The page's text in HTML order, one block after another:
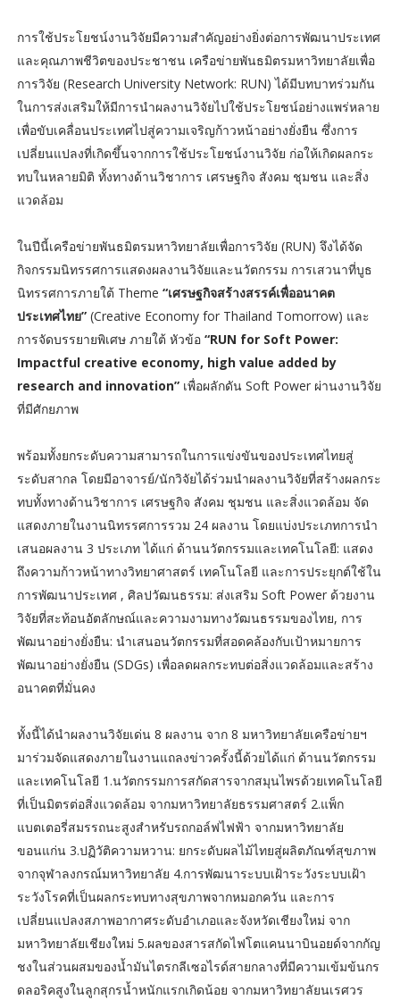
การใช้ประโยชน์งานวิจัยมีความสำคัญอย่างยิ่งต่อการพัฒนาประเทศ
และคุณภาพชีวิตของประชาชน เครือข่ายพันธมิตรมหาวิทยาลัยเพื่อ
การวิจัย (Research University Network: RUN) ได้มีบทบาทร่วมกัน
ในการส่งเสริมให้มีการนำผลงานวิจัยไปใช้ประโยชน์อย่างแพร่หลาย
เพื่อขับเคลื่อนประเทศไปสู่ความเจริญก้าวหน้าอย่างยั่งยืน ซึ่งการ
เปลี่ยนแปลงที่เกิดขึ้นจากการใช้ประโยชน์งานวิจัย ก่อให้เกิดผลกระ
ทบในหลายมิติ ทั้งทางด้านวิชาการ เศรษฐกิจ สังคม ชุมชน และสิ่ง
แวดล้อม
ในปีนี้เครือข่ายพันธมิตรมหาวิทยาลัยเพื่อการวิจัย (RUN) จึงได้จัด
กิจกรรมนิทรรศการแสดงผลงานวิจัยและนวัตกรรม การเสวนาที่บูธ
นิทรรศการภายใต้ Theme “เศรษฐกิจสร้างสรรค์เพื่ออนาคต
ประเทศไทย” (Creative Economy for Thailand Tomorrow) และ
การจัดบรรยายพิเศษ ภายใต้ หัวข้อ“RUN for Soft Power:
Impactful creative economy, high value added by
research and innovation”เพื่อผลักดัน Soft Power ผ่านงานวิจัย
ที่มีศักยภาพ
พร้อมทั้งยกระดับความสามารถในการแข่งขันของประเทศไทยสู่
ระดับสากล โดยมีอาจารย์/นักวิจัยได้ร่วมนำผลงานวิจัยที่สร้างผลกระ
ทบทั้งทางด้านวิชาการ เศรษฐกิจ สังคม ชุมชน และสิ่งแวดล้อม จัด
แสดงภายในงานนิทรรศการรวม 24 ผลงาน โดยแบ่งประเภทการนำ
เสนอผลงาน 3 ประเภท ได้แก่ ด้านนวัตกรรมและเทคโนโลยี: แสดง
ถึงความก้าวหน้าทางวิทยาศาสตร์ เทคโนโลยี และการประยุกต์ใช้ใน
การพัฒนาประเทศ , ศิลปวัฒนธรรม: ส่งเสริม Soft Power ด้วยงาน
วิจัยที่สะท้อนอัตลักษณ์และความงามทางวัฒนธรรมของไทย, การ
พัฒนาอย่างยั่งยืน: นำเสนอนวัตกรรมที่สอดคล้องกับเป้าหมายการ
พัฒนาอย่างยั่งยืน (SDGs) เพื่อลดผลกระทบต่อสิ่งแวดล้อมและสร้าง
อนาคตที่มั่นคง
ทั้งนี้ได้นำผลงานวิจัยเด่น 8 ผลงาน จาก 8 มหาวิทยาลัยเครือข่ายฯ
มาร่วมจัดแสดงภายในงานแถลงข่าวครั้งนี้ด้วยได้แก่ ด้านนวัตกรรม
และเทคโนโลยี 1.นวัตกรรมการสกัดสารจากสมุนไพรด้วยเทคโนโลยี
ที่เป็นมิตรต่อสิ่งแวดล้อม จากมหาวิทยาลัยธรรมศาสตร์ 2.แพ็ก
แบตเตอรี่สมรรถนะสูงสำหรับรถกอล์ฟไฟฟ้า จากมหาวิทยาลัย
ขอนแก่น 3.ปฏิวัติความหวาน: ยกระดับผลไม้ไทยสู่ผลิตภัณฑ์สุขภาพ
จากจุฬาลงกรณ์มหาวิทยาลัย 4.การพัฒนาระบบเฝ้าระวังระบบเฝ้า
ระวังโรคที่เป็นผลกระทบทางสุขภาพจากหมอกควัน และการ
เปลี่ยนแปลงสภาพอากาศระดับอำเภอและจังหวัดเชียงใหม่ จาก
มหาวิทยาลัยเชียงใหม่ 5.ผลของสารสกัดไฟโตแคนนาบินอยด์จากกัญ
ชงในส่วนผสมของน้ำมันไตรกลีเซอไรด์สายกลางที่มีความเข้มข้นกร
ดลอริคสูงในลูกสุกรน้ำหนักแรกเกิดน้อย จากมหาวิทยาลัยนเรศวร